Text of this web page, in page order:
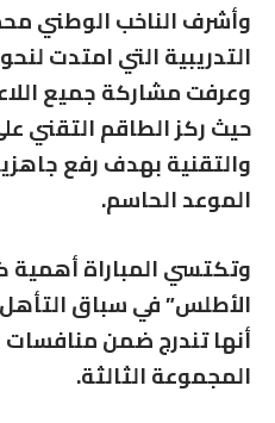
وأشرف الناخب الوطني
وعرفت مشاركة جميع
حيث ركز الطاقم التقني
والتقنية بهدف رفع
الموعد الحاسم.
وتكتسي المباراة أهمية
الأطلس” في سباق التأهل
أنها تندرج ضمن منافسات
المجموعة الثالثة.